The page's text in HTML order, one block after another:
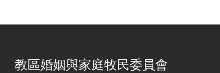
教區婚姻與家庭牧民委員會